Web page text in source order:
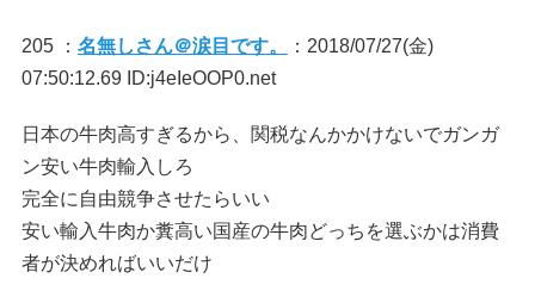
205 ： 名無しさん＠涙目です。
：2018/07/27(金)
07:50:12.69 ID:j4eIeOOP0.net
日本の牛肉高すぎるから、関税なんかかけないでガンガ
ン安い牛肉輸入しろ
完全に自由競争させたらいい
安い輸入牛肉か糞高い国産の牛肉どっちを選ぶかは消費
者が決めればいいだけ